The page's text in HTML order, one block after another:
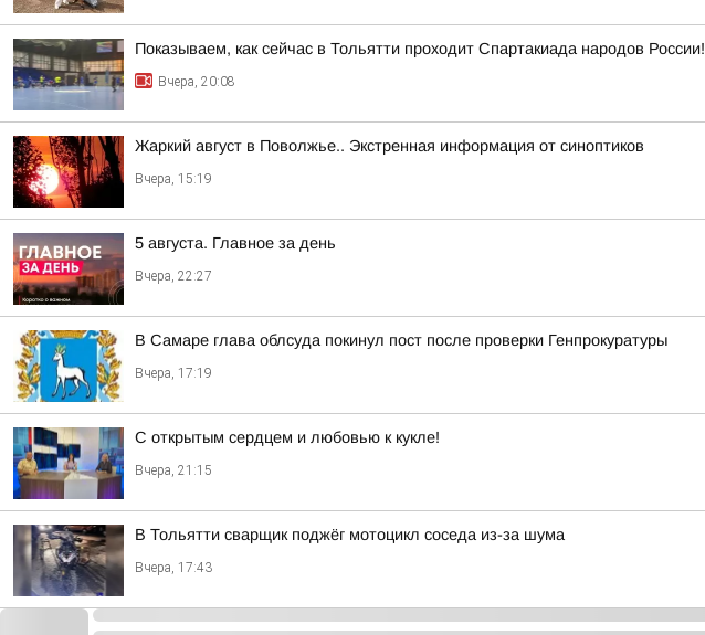
Показываем, как сейчас в Тольятти проходит Спартакиада народов России!
Вчера, 20:08
Жаркий август в Поволжье.. Экстренная информация от синоптиков
Вчера, 15:19
5 августа. Главное за день
Вчера, 22:27
В Самаре глава облсуда покинул пост после проверки Генпрокуратуры
Вчера, 17:19
С открытым сердцем и любовью к кукле!
Вчера, 21:15
В Тольятти сварщик поджёг мотоцикл соседа из-за шума
Вчера, 17:43